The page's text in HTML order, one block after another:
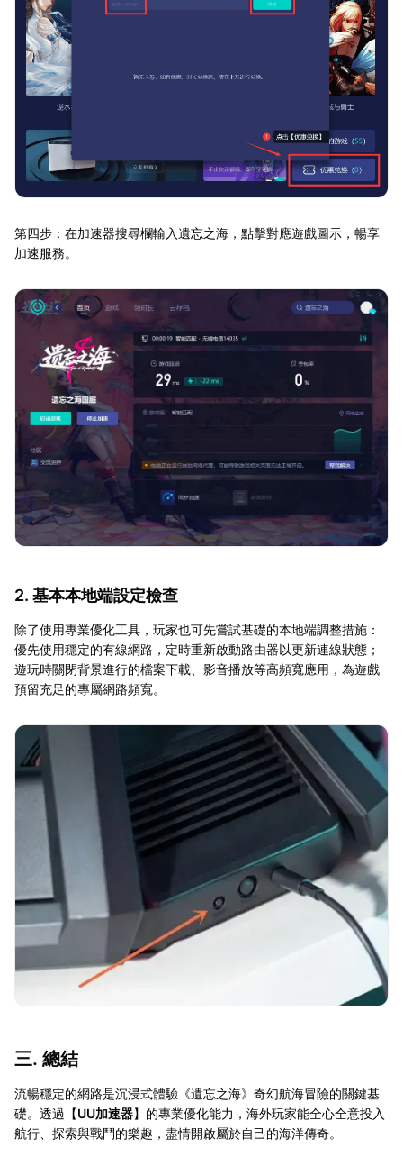
第四步：在加速器搜尋欄輸入遺忘之海，點擊對應遊戲圖示，暢享
加速服務。
2. 基本本地端設定檢查
除了使用專業優化工具，玩家也可先嘗試基礎的本地端調整措施：
優先使用穩定的有線網路，定時重新啟動路由器以更新連線狀態；
遊玩時關閉背景進行的檔案下載、影音播放等高頻寬應用，為遊戲
預留充足的專屬網路頻寬。
三. 總結
流暢穩定的網路是沉浸式體驗《遺忘之海》奇幻航海冒險的關鍵基
礎。透過【UU加速器】的專業優化能力，海外玩家能全心全意投入
航行、探索與戰鬥的樂趣，盡情開啟屬於自己的海洋傳奇。